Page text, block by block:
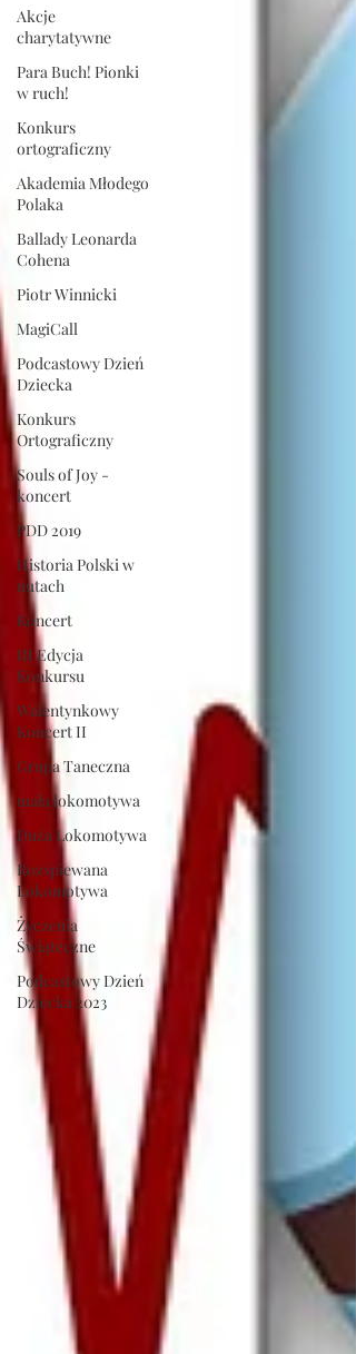
Akcje
charytatywne
Para Buch! Pionki
w ruch!
Konkurs
ortograficzny
Akademia Młodego
Polaka
Ballady Leonarda
Cohena
Piotr Winnicki
MagiCall
Podcastowy Dzień
Dziecka
Konkurs
Ortograficzny
Souls of Joy -
koncert
PDD 2019
Historia Polski w
nutach
Koncert
III Edycja
Konkursu
Walentynkowy
Koncert II
Grupa Taneczna
mała lokomotywa
Duża Lokomotywa
Rozśpiewana
Lokomotywa
Życzenia
Świąteczne
Podcastowy Dzień
Dziecka 2023